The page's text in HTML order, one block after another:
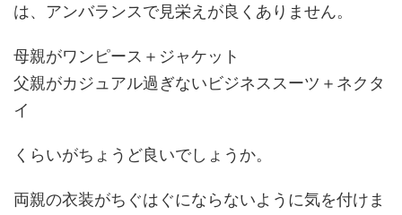
は、アンバランスで見栄えが良くありません。
母親がワンピース＋ジャケット
父親がカジュアル過ぎないビジネススーツ＋ネクタ
イ
くらいがちょうど良いでしょうか。
両親の衣装がちぐはぐにならないように気を付けま